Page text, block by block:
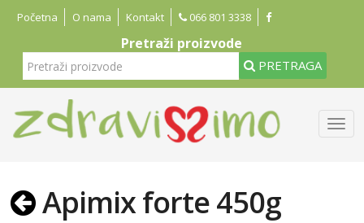
Početna O nama Kontakt 066 801 3338
Pretraži proizvode
PRETRAGA
Apimix forte 450g